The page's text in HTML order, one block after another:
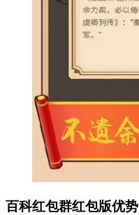
百科红包群红包版优势